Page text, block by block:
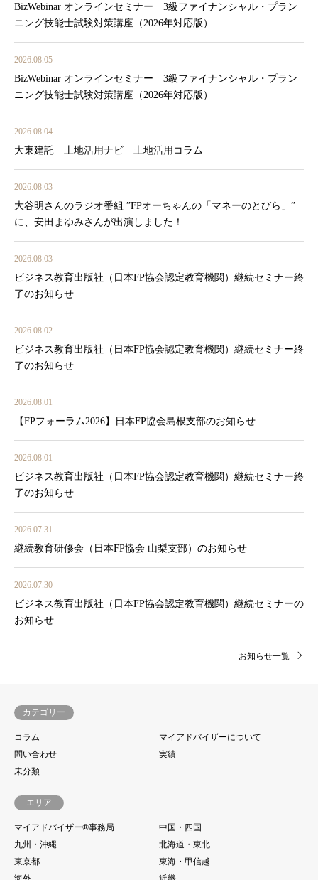
BizWebinar オンラインセミナー 3級ファイナンシャル・プラン
ニング技能士試験対策講座（2026年対応版）
2026.08.05
BizWebinar オンラインセミナー 3級ファイナンシャル・プラン
ニング技能士試験対策講座（2026年対応版）
2026.08.04
大東建託 土地活用ナビ 土地活用コラム
2026.08.03
大谷明さんのラジオ番組 ”FPオーちゃんの「マネーのとびら」”
に、安田まゆみさんが出演しました！
2026.08.03
ビジネス教育出版社（日本FP協会認定教育機関）継続セミナー終
了のお知らせ
2026.08.02
ビジネス教育出版社（日本FP協会認定教育機関）継続セミナー終
了のお知らせ
2026.08.01
【FPフォーラム2026】日本FP協会島根支部のお知らせ
2026.08.01
ビジネス教育出版社（日本FP協会認定教育機関）継続セミナー終
了のお知らせ
2026.07.31
継続教育研修会（日本FP協会 山梨支部）のお知らせ
2026.07.30
ビジネス教育出版社（日本FP協会認定教育機関）継続セミナーの
お知らせ
お知らせ一覧
カテゴリー
コラム
マイアドバイザーについて
問い合わせ
実績
未分類
エリア
マイアドバイザー®事務局
中国・四国
九州・沖縄
北海道・東北
東京都
東海・甲信越